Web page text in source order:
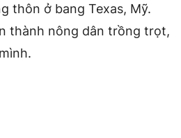
thôn ở bang Texas, Mỹ.
thành nông dân trồng trọt,